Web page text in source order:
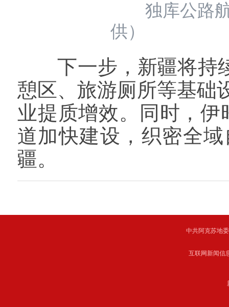
独库公路航
供）
下一步，新疆将持续
憩区、旅游厕所等基础
业提质增效。同时，伊
道加快建设，织密全
疆。
中共阿克苏地
互联网新闻